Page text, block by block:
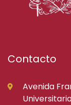
Contacto
Avenida